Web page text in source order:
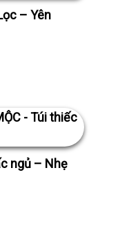
– Yên
ngủ – Nhẹ